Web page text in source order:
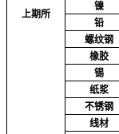
上期所
镍
铅
螺纹钢
橡胶
锡
纸浆
不锈钢
线材